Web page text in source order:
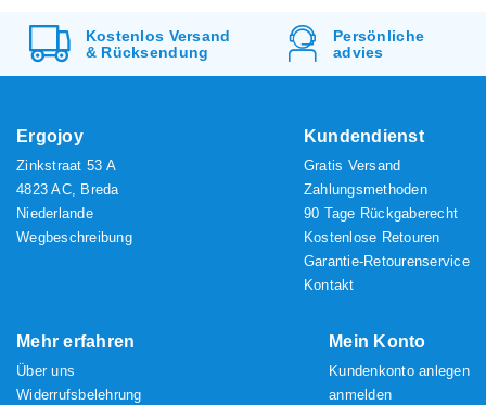
Kostenlos Versand
& Rücksendung
Persönliche
advies
Ergojoy
Zinkstraat 53 A
4823 AC, Breda
Niederlande
Wegbeschreibung
Kundendienst
Gratis Versand
Zahlungsmethoden
90 Tage Rückgaberecht
Kostenlose Retouren
Garantie-Retourenservice
Kontakt
Mehr erfahren
Über uns
Widerrufsbelehrung
Mein Konto
Kundenkonto anlegen
anmelden